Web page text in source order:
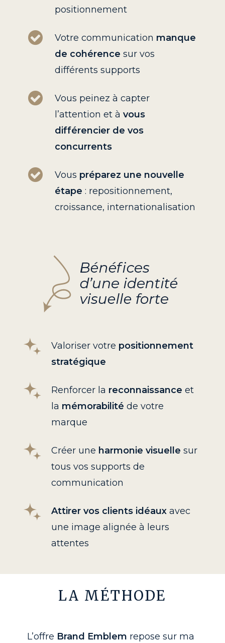
positionnement
Votre communication manque
de cohérence sur vos
différents supports
Vous peinez à capter
l’attention et à vous
différencier de vos
concurrents
Vous préparez une nouvelle
étape : repositionnement,
croissance, internationalisation
Valoriser votre positionnement
stratégique
Renforcer la reconnaissance et
la mémorabilité de votre
marque
Créer une harmonie visuelle sur
tous vos supports de
communication
Attirer vos clients idéauxavec
une image alignée à leurs
attentes
LA MÉTHODE
L’offre Brand Emblem repose sur ma